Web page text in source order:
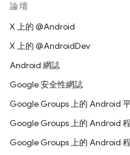
論壇
X 上的 @Android
X 上的 @AndroidDev
Android 網誌
Google 安全性網誌
Google Groups 上的 Android
Google Groups 上的 Android
Google Groups 上的 Android